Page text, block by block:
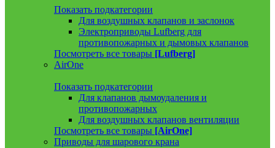
Показать подкатегории
Для воздушных клапанов и заслонок
Электроприводы Lufberg для
противопожарных и дымовых клапанов
Посмотреть все товары [Lufberg]
AirOne
Показать подкатегории
Для клапанов дымоудаления и
противопожарных
Для воздушных клапанов вентиляции
Посмотреть все товары [AirOne]
Приводы для шарового крана